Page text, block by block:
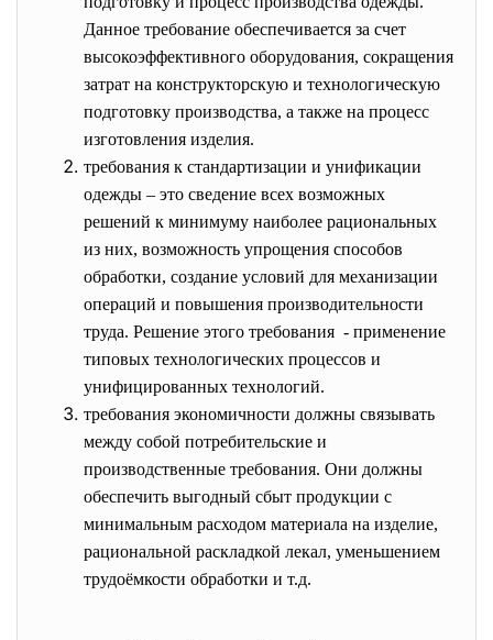
Данное требование обеспечивается за счет
высокоэффективного оборудования, сокращения
затрат на конструкторскую и технологическую
подготовку производства, а также на процесс
изготовления изделия.
требования к стандартизации и унификации
одежды – это сведение всех возможных
решений к минимуму наиболее рациональных
из них, возможность упрощения способов
обработки, создание условий для механизации
операций и повышения производительности
труда. Решение этого требования - применение
типовых технологических процессов и
унифицированных технологий.
требования экономичности должны связывать
между собой потребительские и
производственные требования. Они должны
обеспечить выгодный сбыт продукции с
минимальным расходом материала на изделие,
рациональной раскладкой лекал, уменьшением
трудоёмкости обработки и т.д.